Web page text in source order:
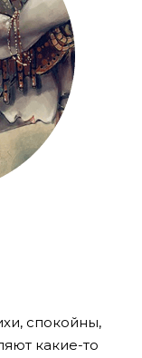
спокойны,
какие-то